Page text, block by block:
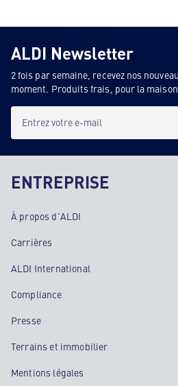
ALDI Newsletter
2 fois par semaine, recevez nos
moment. Produits frais, pour la
Entrez votre e-mail
ENTREPRISE
À propos d'ALDI
Carrières
ALDI International
Compliance
Presse
Terrains et immobilier
Mentions légales